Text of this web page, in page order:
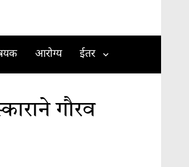
आरोग्य ईतर
गौरव